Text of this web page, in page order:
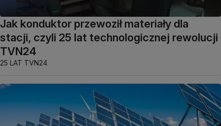
Jak konduktor przewoził materiały dla
stacji, czyli 25 lat technologicznej rewolucji
TVN24
25 LAT TVN24